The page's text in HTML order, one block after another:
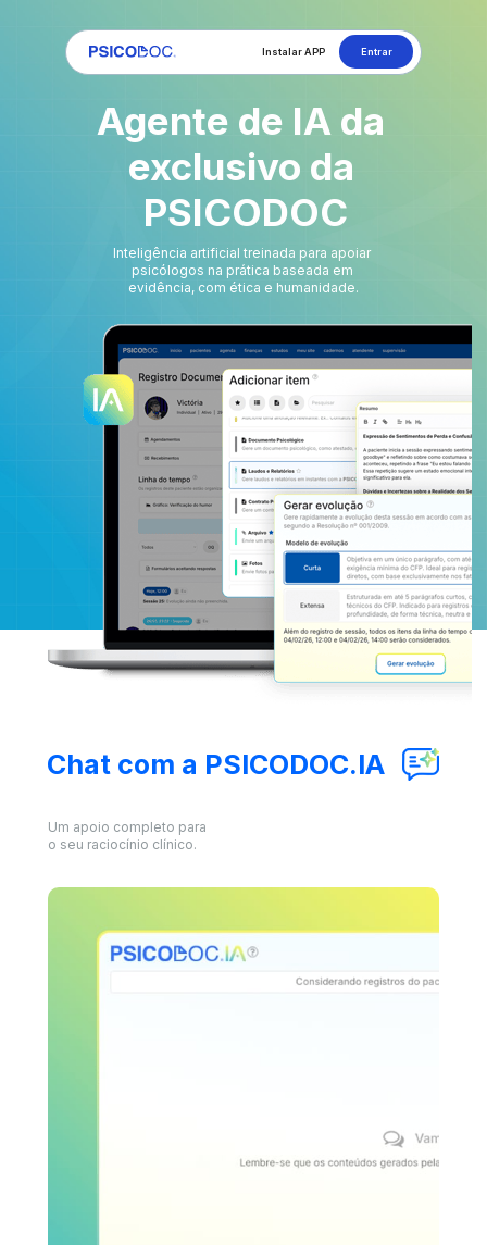
Instalar APP Entrar
Agente de IA da
exclusivo da
PSICODOC
Inteligência artificial treinada para apoiar
psicólogos na prática baseada em
evidência, com ética e humanidade.
Chat com a PSICODOC.IA
Um apoio completo para
o seu raciocínio clínico.